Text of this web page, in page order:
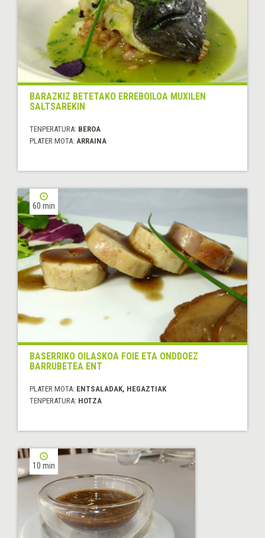
BARAZKIZ BETETAKO ERREBOILOA MUXILEN
SALTSAREKIN
TENPERATURA: BEROA
PLATER MOTA: ARRAINA
60 min
BASERRIKO OILASKOA FOIE ETA ONDDOEZ
BARRUBETEA ENT
PLATER MOTA: ENTSALADAK, HEGAZTIAK
TENPERATURA: HOTZA
10 min